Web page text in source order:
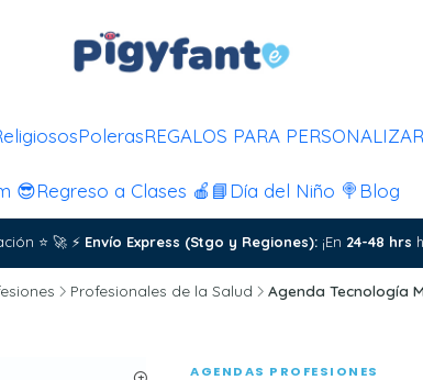
PolerasREGALOS PARA PERSONALIZAR
😎Regreso a Clases 🍎📘 Día del Niño 🍭 Blog
⭐ 🚀 ⚡ Envío Express (Stgo y Regiones): ¡En 24-48 hrs
Profesionales de la Salud Agenda Tecnología
AGENDAS PROFESIONES